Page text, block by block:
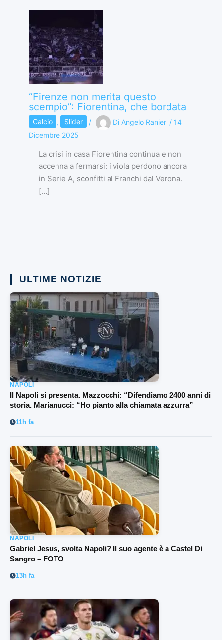
“Firenze non merita questo
scempio”: Fiorentina, che bordata
Calcio Slider / Di Angelo Ranieri / 14
Dicembre 2025
La crisi in casa Fiorentina continua e non
accenna a fermarsi: i viola perdono ancora
in Serie A, sconfitti al Franchi dal Verona.
[…]
ULTIME NOTIZIE
NAPOLI
Il Napoli si presenta. Mazzocchi: “Difendiamo 2400 anni di
storia. Marianucci: “Ho pianto alla chiamata azzurra”
11h fa
NAPOLI
Gabriel Jesus, svolta Napoli? Il suo agente è a Castel Di
Sangro – FOTO
13h fa